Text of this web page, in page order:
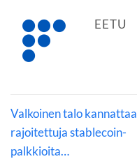
EETU
Valkoinen talo kannattaa
rajoitettuja stablecoin-
palkkioita…